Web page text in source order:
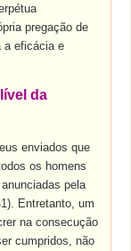
pregação de
a eficácia e
da
enviados que
os homens
pela
Entretanto, um
na consecução
cumpridos, não